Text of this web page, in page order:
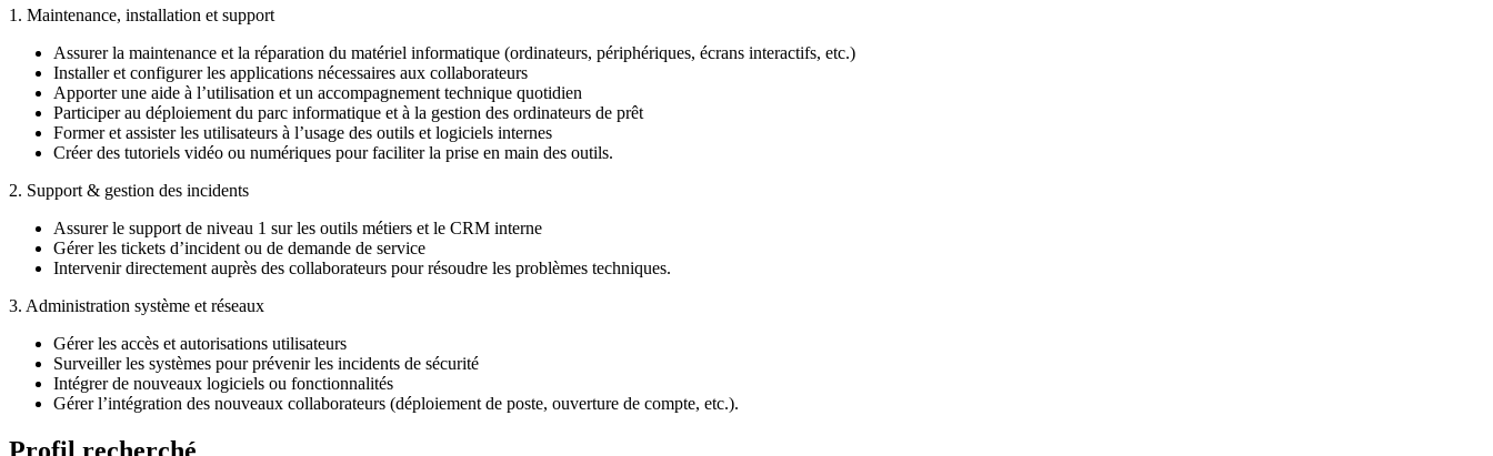
1. Maintenance, installation et support
Assurer la maintenance et la réparation du matériel informatique (ordinateurs, périphériques, écrans interactifs, etc.)
Installer et configurer les applications nécessaires aux collaborateurs
Apporter une aide à l’utilisation et un accompagnement technique quotidien
Participer au déploiement du parc informatique et à la gestion des ordinateurs de prêt
Former et assister les utilisateurs à l’usage des outils et logiciels internes
Créer des tutoriels vidéo ou numériques pour faciliter la prise en main des outils.
2. Support & gestion des incidents
Assurer le support de niveau 1 sur les outils métiers et le CRM interne
Gérer les tickets d’incident ou de demande de service
Intervenir directement auprès des collaborateurs pour résoudre les problèmes techniques.
3. Administration système et réseaux
Gérer les accès et autorisations utilisateurs
Surveiller les systèmes pour prévenir les incidents de sécurité
Intégrer de nouveaux logiciels ou fonctionnalités
Gérer l’intégration des nouveaux collaborateurs (déploiement de poste, ouverture de compte, etc.).